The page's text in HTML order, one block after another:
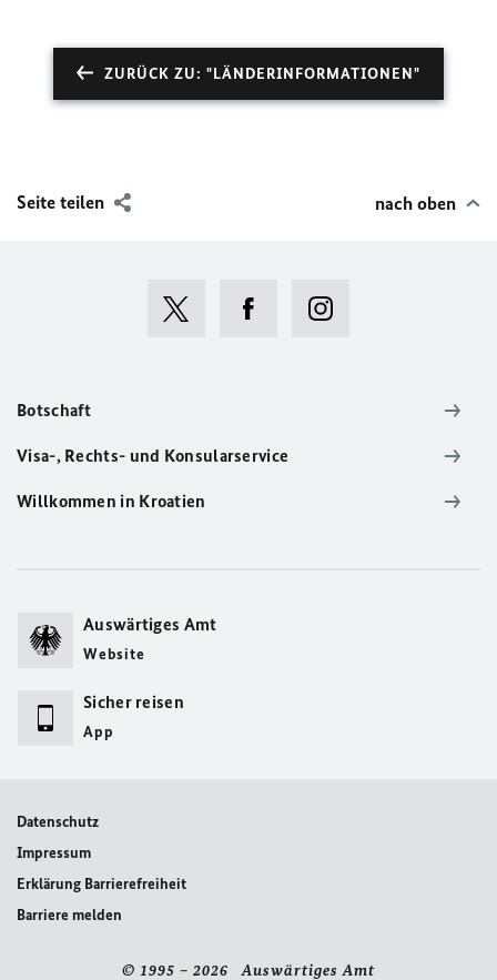
ZURÜCK ZU: "LÄNDERINFORMATIONEN"
Seite teilen nach oben
Botschaft
Visa-, Rechts- und Konsularservice
Willkommen in Kroatien
Auswärtiges Amt
Website
Sicher reisen
App
Datenschutz
Impressum
Erklärung Barrierefreiheit
Barriere melden
© 1995 – 2026 Auswärtiges Amt